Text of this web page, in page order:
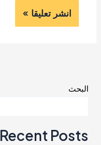
البحث
Recent Posts